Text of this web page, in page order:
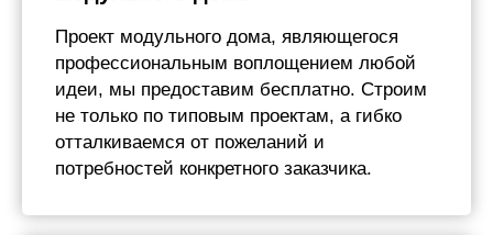
Проект модульного дома, являющегося
профессиональным воплощением любой
идеи, мы предоставим бесплатно. Строим
не только по типовым проектам, а гибко
отталкиваемся от пожеланий и
потребностей конкретного заказчика.